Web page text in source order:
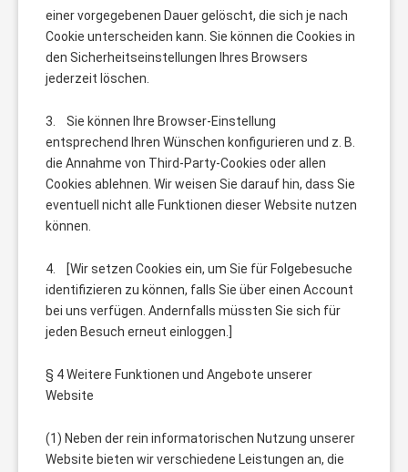
einer vorgegebenen Dauer gelöscht, die sich je nach
Cookie unterscheiden kann. Sie können die Cookies in
den Sicherheitseinstellungen Ihres Browsers
jederzeit löschen.
3. Sie können Ihre Browser-Einstellung
entsprechend Ihren Wünschen konfigurieren und z. B.
die Annahme von Third-Party-Cookies oder allen
Cookies ablehnen. Wir weisen Sie darauf hin, dass Sie
eventuell nicht alle Funktionen dieser Website nutzen
können.
4. [Wir setzen Cookies ein, um Sie für Folgebesuche
identifizieren zu können, falls Sie über einen Account
bei uns verfügen. Andernfalls müssten Sie sich für
jeden Besuch erneut einloggen.]
§ 4 Weitere Funktionen und Angebote unserer
Website
(1) Neben der rein informatorischen Nutzung unserer
Website bieten wir verschiedene Leistungen an, die